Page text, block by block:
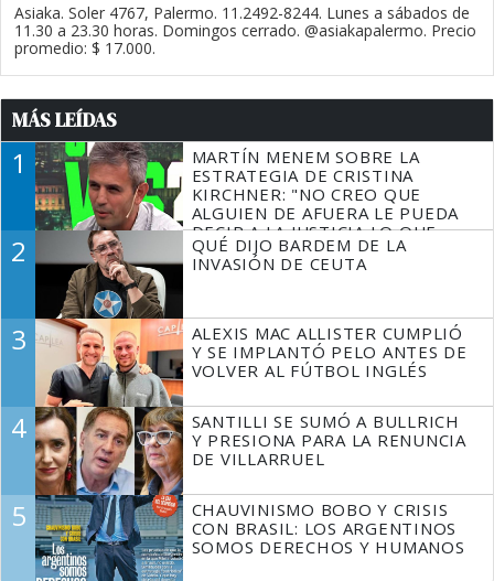
Asiaka. Soler 4767, Palermo. 11.2492-8244. Lunes a sábados de
11.30 a 23.30 horas. Domingos cerrado. @asiakapalermo. Precio
promedio: $ 17.000.
MÁS LEÍDAS
1
MARTÍN MENEM SOBRE LA
ESTRATEGIA DE CRISTINA
KIRCHNER: "NO CREO QUE
ALGUIEN DE AFUERA LE PUEDA
DECIR A LA JUSTICIA LO QUE
TIENE QUE HACER"
2
QUÉ DIJO BARDEM DE LA
INVASIÓN DE CEUTA
3
ALEXIS MAC ALLISTER CUMPLIÓ
Y SE IMPLANTÓ PELO ANTES DE
VOLVER AL FÚTBOL INGLÉS
4
SANTILLI SE SUMÓ A BULLRICH
Y PRESIONA PARA LA RENUNCIA
DE VILLARRUEL
5
CHAUVINISMO BOBO Y CRISIS
CON BRASIL: LOS ARGENTINOS
SOMOS DERECHOS Y HUMANOS